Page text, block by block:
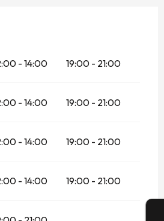
- 14:00 19:00 - 21:00
- 14:00 19:00 - 21:00
- 14:00 19:00 - 21:00
- 14:00 19:00 - 21:00